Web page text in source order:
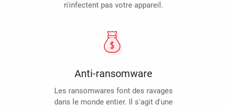
n'infectent pas votre appareil.
Anti-ransomware
Les ransomwares font des ravages
dans le monde entier. Il s'agit d'une